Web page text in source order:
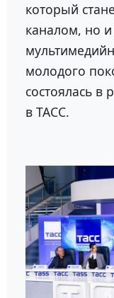
который
каналом, но
молодого
состоялась в
в ТАСС.